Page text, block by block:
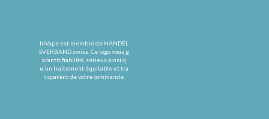
InVape est membre de HANDEL
SVERBAND.swiss. Ce logo vous g
arantit fiabilité, sérieux ainsi q
u'un traitement équitable et tra
nsparent de votre commande.